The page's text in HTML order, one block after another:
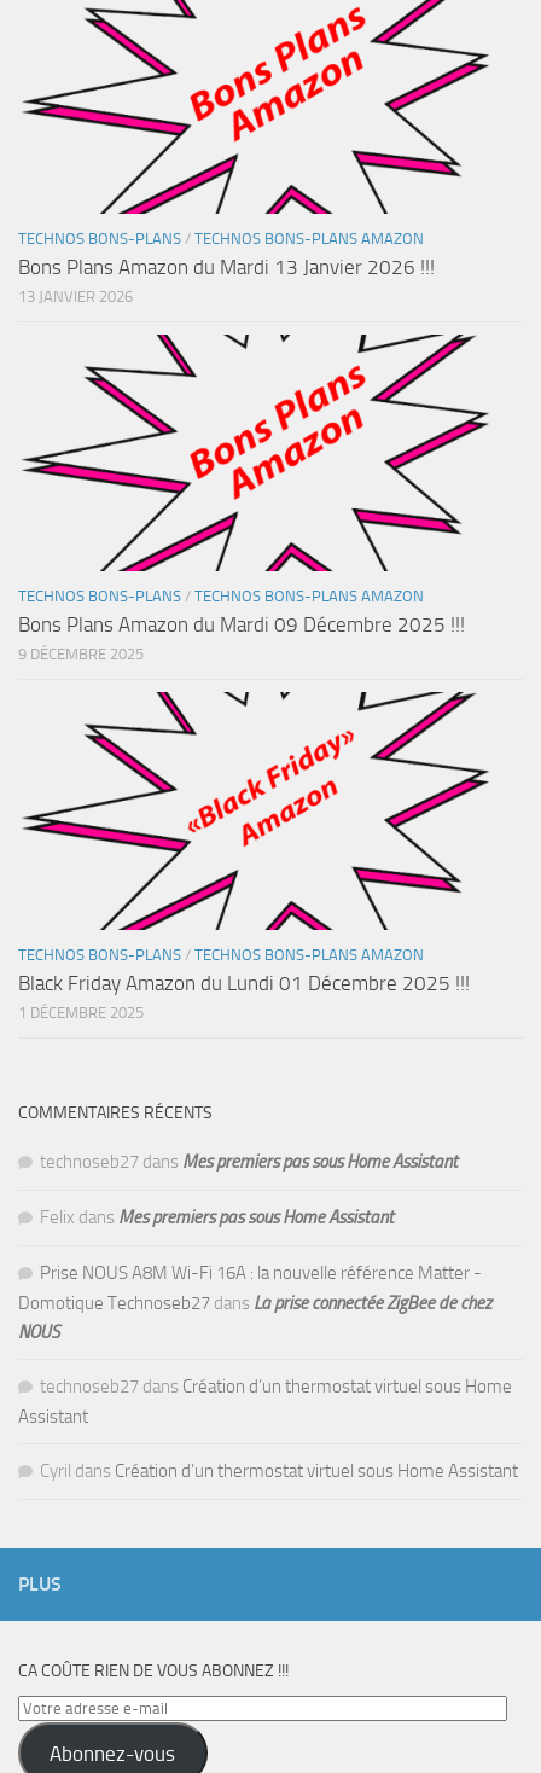
TECHNOS BONS-PLANS / TECHNOS BONS-PLANS AMAZON
Bons Plans Amazon du Mardi 13 Janvier 2026 !!!
13 JANVIER 2026
TECHNOS BONS-PLANS / TECHNOS BONS-PLANS AMAZON
Bons Plans Amazon du Mardi 09 Décembre 2025 !!!
9 DÉCEMBRE 2025
TECHNOS BONS-PLANS / TECHNOS BONS-PLANS AMAZON
Black Friday Amazon du Lundi 01 Décembre 2025 !!!
1 DÉCEMBRE 2025
COMMENTAIRES RÉCENTS
technoseb27 dans Mes premiers pas sous Home Assistant
Felix dans Mes premiers pas sous Home Assistant
Prise NOUS A8M Wi-Fi 16A : la nouvelle référence Matter -
Domotique Technoseb27 dans La prise connectée ZigBee de chez
NOUS
technoseb27 dans Création d’un thermostat virtuel sous Home
Assistant
Cyril dans Création d’un thermostat virtuel sous Home Assistant
PLUS
CA COÛTE RIEN DE VOUS ABONNEZ !!!
Votre
adresse
e-
Abonnez-vous